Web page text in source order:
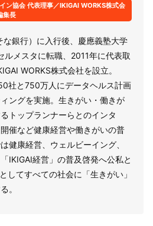
ン協会 代表理事／IKIGAI WORKS株式会
集長
な銀行）に入行後、慶應義塾大学
ルメスタに転職、2011年に代表取
WORKS株式会社を設立。
社と750万人にデータヘルス計画
ングを実施。生きがい・働きが
トップランナーらとのインタ
催など健康経営や働きがいの普
健康経営、ウェルビーイング、
IKIGAI経営」の普及啓発へ公私と
してすべての社会に「生きがい」
。